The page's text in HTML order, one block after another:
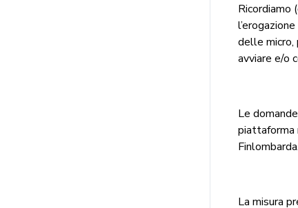
Ricordiamo
delle
avviare e/o
Le
piattaforma
Finlombarda.
La misura